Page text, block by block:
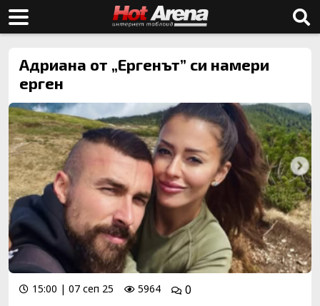
Адриана от „Ергенът” си намери
ерген
15:00 | 07 сеп 25 5964
0